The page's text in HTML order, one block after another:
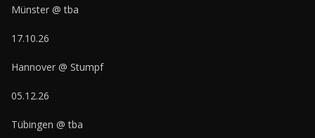
Münster @ tba
17.10.26
Hannover @ Stumpf
05.12.26
Tübingen @ tba